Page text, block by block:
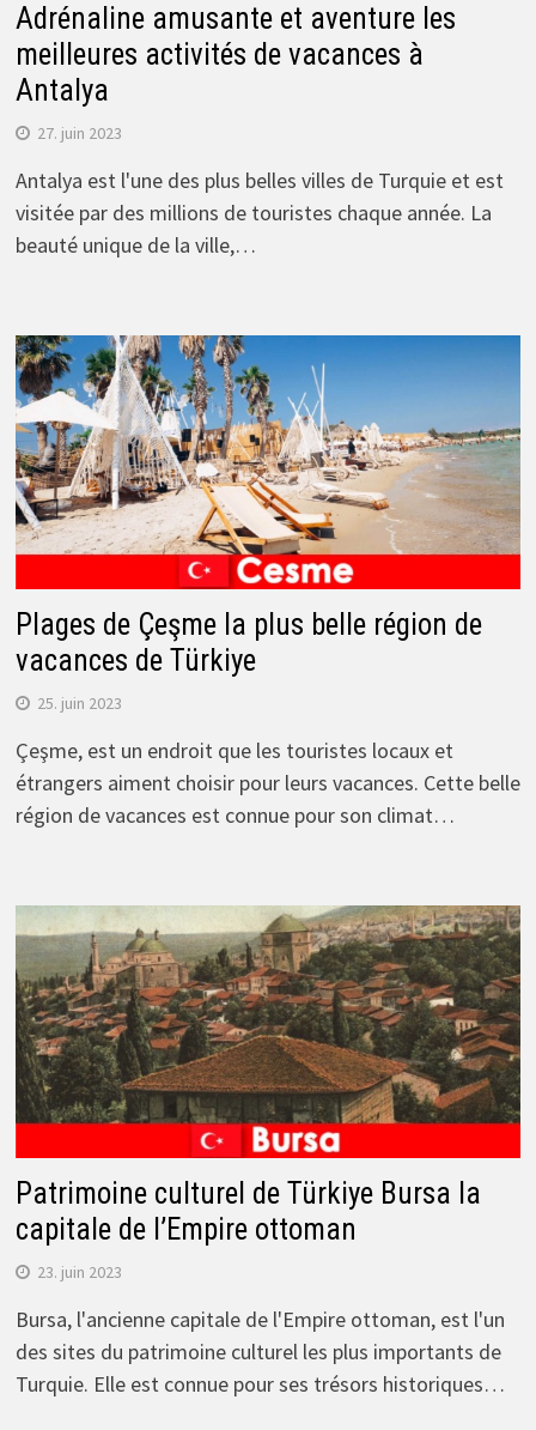
Adrénaline amusante et aventure les
meilleures activités de vacances à
Antalya
27. juin 2023
Antalya est l'une des plus belles villes de Turquie et est
visitée par des millions de touristes chaque année. La
beauté unique de la ville,…
Plages de Çeşme la plus belle région de
vacances de Türkiye
25. juin 2023
Çeşme, est un endroit que les touristes locaux et
étrangers aiment choisir pour leurs vacances. Cette belle
région de vacances est connue pour son climat…
Patrimoine culturel de Türkiye Bursa la
capitale de l’Empire ottoman
23. juin 2023
Bursa, l'ancienne capitale de l'Empire ottoman, est l'un
des sites du patrimoine culturel les plus importants de
Turquie. Elle est connue pour ses trésors historiques…